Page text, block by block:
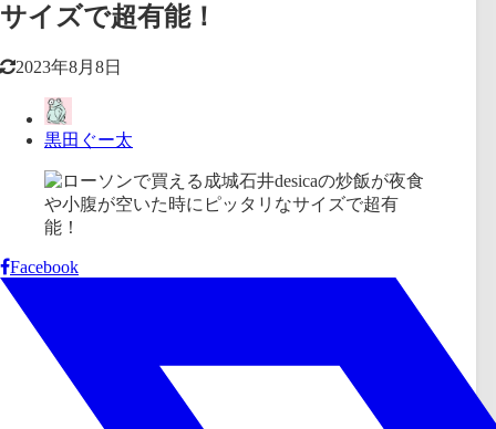
サイズで超有能！
2023年8月8日
黒田ぐー太
Facebook